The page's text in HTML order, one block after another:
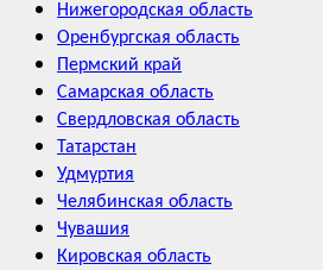
Нижегородская область
Оренбургская область
Пермский край
Самарская область
Свердловская область
Татарстан
Удмуртия
Челябинская область
Чувашия
Кировская область